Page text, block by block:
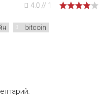
4.0 // 1
bitcoin